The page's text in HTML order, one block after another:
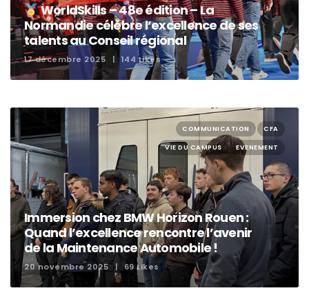
WorldSkills – 48e édition – La
Normandie célèbre l’excellence de ses
talents au Conseil régional
17 décembre 2025 144 Likes
CFA
COMMUNICATION
EVENEMENT
VIE DU CAMPUS
Immersion chez BMW Horizon Rouen :
Quand l’excellence rencontre l’avenir
de la Maintenance Automobile !
20 novembre 2025 69 Likes